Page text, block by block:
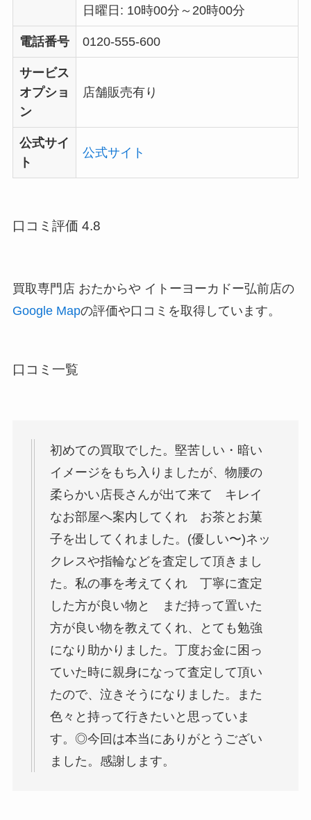
日曜日: 10時00分～20時00分
電話番号 0120-555-600
サービス
オプショ
ン
店舗販売有り
公式サイ
ト
公式サイト
口コミ評価 4.8
買取専門店 おたからや イトーヨーカドー弘前店の
Google Mapの評価や口コミを取得しています。
口コミ一覧
初めての買取でした。堅苦しい・暗い
イメージをもち入りましたが、物腰の
柔らかい店長さんが出て来て キレイ
なお部屋へ案内してくれ お茶とお菓
子を出してくれました。(優しい〜)ネッ
クレスや指輪などを査定して頂きまし
た。私の事を考えてくれ 丁寧に査定
した方が良い物と まだ持って置いた
方が良い物を教えてくれ、とても勉強
になり助かりました。丁度お金に困っ
ていた時に親身になって査定して頂い
たので、泣きそうになりました。また
色々と持って行きたいと思っていま
す。◎今回は本当にありがとうござい
ました。感謝します。